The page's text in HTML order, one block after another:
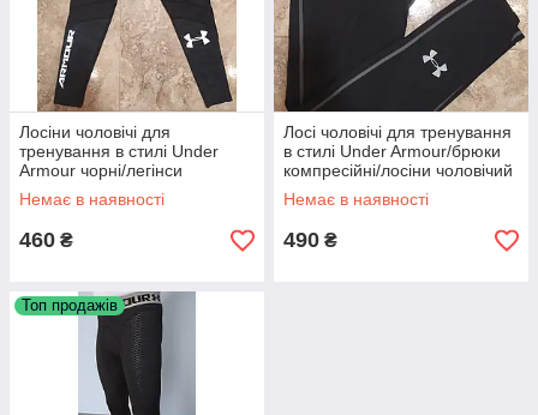
Лосіни чоловічі для
тренування в стилі Under
Armour чорні/легінси
чоловічий/брюки компресійні/
тайти
Немає в наявності
460 ₴
Лосі чоловічі для тренування
в стилі Under Armour/брюки
компресійні/лосіни чоловічий
спортивні/леггінси/
Немає в наявності
490 ₴
Топ продажів